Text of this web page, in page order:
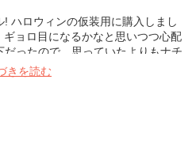
ハロウィンの仮装用に購入しまし
ョロ目になるかなと思いつつ心配
ったので、思っていたよりもナチ
た、このカラコンは、1day限定の
購入しました! 周りの人達にも、
きを読む